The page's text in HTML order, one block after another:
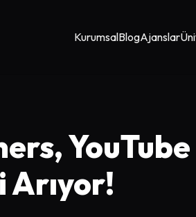
KurumsalBlogAjanslar
YouTube
Arıyor!